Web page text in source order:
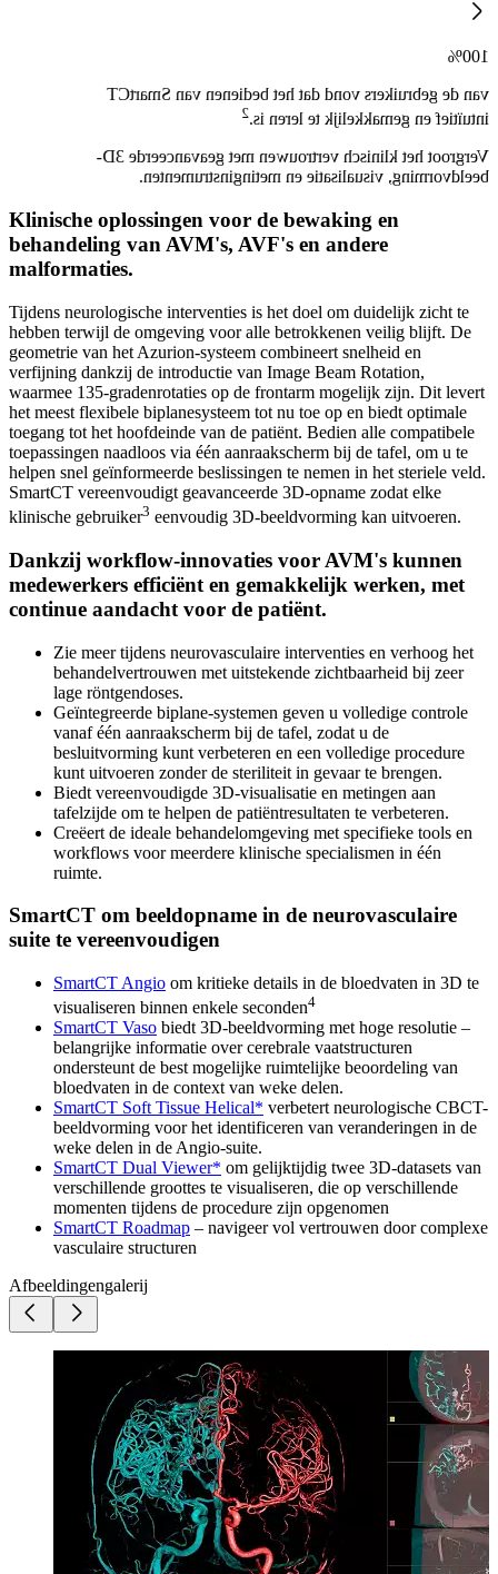
100%
van de gebruikers vond dat het bedienen van SmartCT
intuïtief en gemakkelijk te leren is.
2
Vergroot het klinisch vertrouwen met geavanceerde 3D-
beeldvorming, visualisatie en metinginstrumenten.
Klinische oplossingen voor de bewaking en
behandeling van AVM's, AVF's en andere
malformaties.
Tijdens neurologische interventies is het doel om duidelijk zicht te
hebben terwijl de omgeving voor alle betrokkenen veilig blijft. De
geometrie van het Azurion-systeem combineert snelheid en
verfijning dankzij de introductie van Image Beam Rotation,
waarmee 135-gradenrotaties op de frontarm mogelijk zijn. Dit levert
het meest flexibele biplanesysteem tot nu toe op en biedt optimale
toegang tot het hoofdeinde van de patiënt. Bedien alle compatibele
toepassingen naadloos via één aanraakscherm bij de tafel, om u te
helpen snel geïnformeerde beslissingen te nemen in het steriele veld.
SmartCT vereenvoudigt geavanceerde 3D-opname zodat elke
klinische gebruiker3 eenvoudig 3D-beeldvorming kan uitvoeren.
Dankzij workflow-innovaties voor AVM's kunnen
medewerkers efficiënt en gemakkelijk werken, met
continue aandacht voor de patiënt.
Zie meer tijdens neurovasculaire interventies en verhoog het
behandelvertrouwen met uitstekende zichtbaarheid bij zeer
lage röntgendoses.
Geïntegreerde biplane-systemen geven u volledige controle
vanaf één aanraakscherm bij de tafel, zodat u de
besluitvorming kunt verbeteren en een volledige procedure
kunt uitvoeren zonder de steriliteit in gevaar te brengen.
Biedt vereenvoudigde 3D-visualisatie en metingen aan
tafelzijde om te helpen de patiëntresultaten te verbeteren.
Creëert de ideale behandelomgeving met specifieke tools en
workflows voor meerdere klinische specialismen in één
ruimte.
SmartCT om beeldopname in de neurovasculaire
suite te vereenvoudigen
SmartCT Angio om kritieke details in de bloedvaten in 3D te
visualiseren binnen enkele seconden4
SmartCT Vaso biedt 3D-beeldvorming met hoge resolutie –
belangrijke informatie over cerebrale vaatstructuren
ondersteunt de best mogelijke ruimtelijke beoordeling van
bloedvaten in de context van weke delen.
SmartCT Soft Tissue Helical* verbetert neurologische CBCT-
beeldvorming voor het identificeren van veranderingen in de
weke delen in de Angio-suite.
SmartCT Dual Viewer* om gelijktijdig twee 3D-datasets van
verschillende groottes te visualiseren, die op verschillende
momenten tijdens de procedure zijn opgenomen
SmartCT Roadmap – navigeer vol vertrouwen door complexe
vasculaire structuren
Afbeeldingengalerij